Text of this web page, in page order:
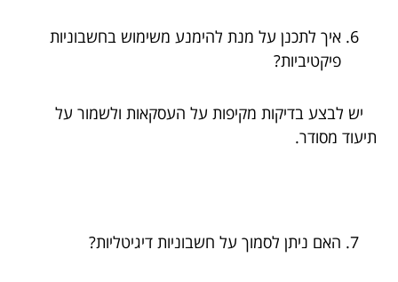
איך לתכנן על מנת להימנע משימוש בחשבוניות
פיקטיביות?
יש לבצע בדיקות מקיפות על העסקאות ולשמור על
תיעוד מסודר.
האם ניתן לסמוך על חשבוניות דיגיטליות?